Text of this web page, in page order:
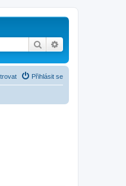
Hledat
Přihlásit se